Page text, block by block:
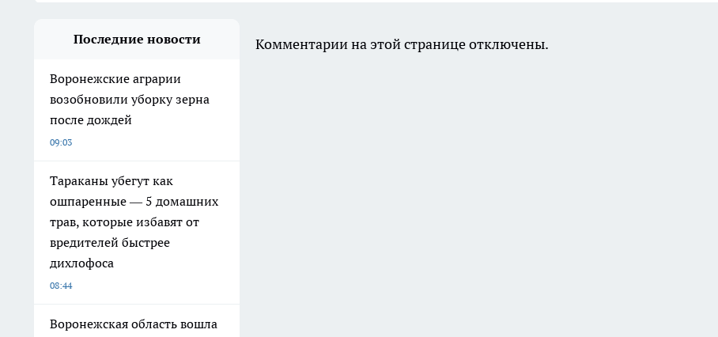
Последние новости
Воронежские аграрии
возобновили уборку зерна
после дождей
09:03
Тараканы убегут как
ошпаренные — 5 домашних
трав, которые избавят от
вредителей быстрее
дихлофоса
08:44
Воронежская область вошла
Комментарии на этой странице отключены.